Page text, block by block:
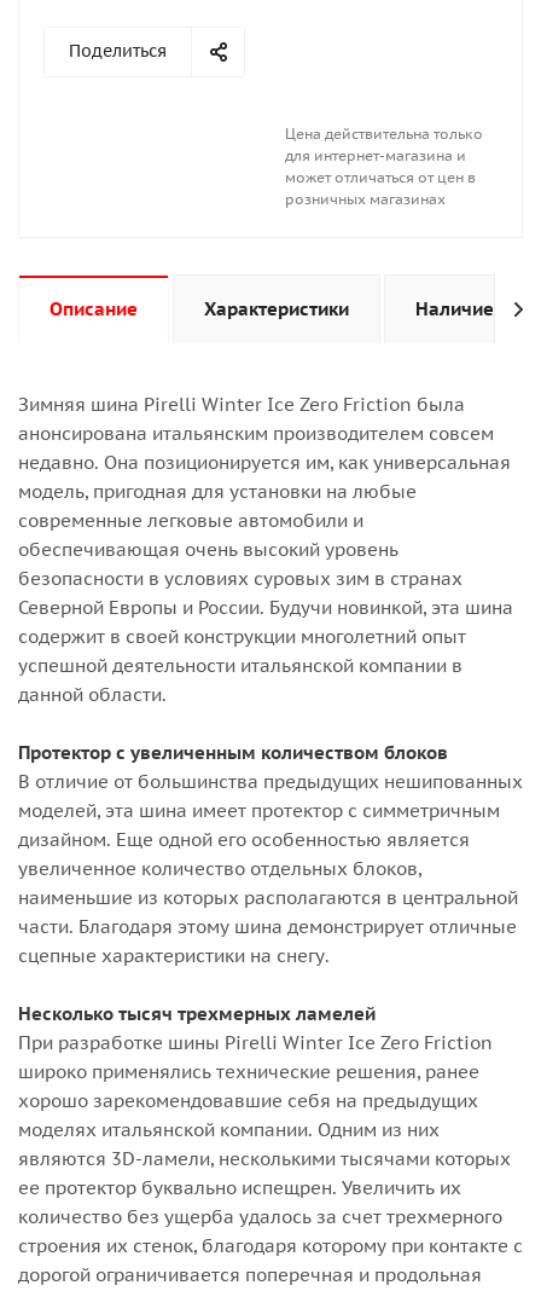
Поделиться
Цена действительна только
для интернет-магазина и
может отличаться от цен в
розничных магазинах
Описание Характеристики Наличие
Зимняя шина Pirelli Winter Ice Zero Friction была
анонсирована итальянским производителем совсем
недавно. Она позиционируется им, как универсальная
модель, пригодная для установки на любые
современные легковые автомобили и
обеспечивающая очень высокий уровень
безопасности в условиях суровых зим в странах
Северной Европы и России. Будучи новинкой, эта шина
содержит в своей конструкции многолетний опыт
успешной деятельности итальянской компании в
данной области.
Протектор с увеличенным количеством блоков
В отличие от большинства предыдущих нешипованных
моделей, эта шина имеет протектор с симметричным
дизайном. Еще одной его особенностью является
увеличенное количество отдельных блоков,
наименьшие из которых располагаются в центральной
части. Благодаря этому шина демонстрирует отличные
сцепные характеристики на снегу.
Несколько тысяч трехмерных ламелей
При разработке шины Pirelli Winter Ice Zero Friction
широко применялись технические решения, ранее
хорошо зарекомендовавшие себя на предыдущих
моделях итальянской компании. Одним из них
являются 3D-ламели, несколькими тысячами которых
ее протектор буквально испещрен. Увеличить их
количество без ущерба удалось за счет трехмерного
строения их стенок, благодаря которому при контакте с
дорогой ограничивается поперечная и продольная